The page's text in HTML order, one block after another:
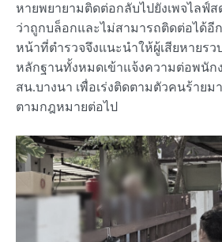
หายพยายามติดต่อกลับไปยังเพจไลฟ์
ว่าถูกบล็อกและไม่สามารถติดต่อได้อีก
หน้าที่ตำรวจจึงแนะนำให้ผู้เสียหายร
หลักฐานทั้งหมดเข้าแจ้งความต่อพนัก
สน.บางนา เพื่อเร่งติดตามตัวคนร้ายม
ตามกฎหมายต่อไป